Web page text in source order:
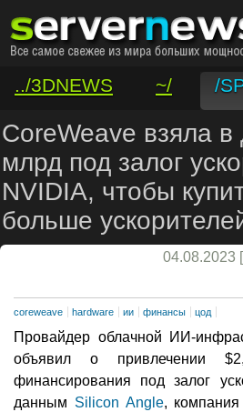
../3DNEWS ~/ /
/VAR/CONTACT
CoreWeave взяла в
млрд под залог
NVIDIA, чтобы
больше
04.08.2023
coreweave hardware ии финансы цод
Провайдер облачной ИИ-
объявил о привлечении
финансирования под залог
данным Silicon Angle,